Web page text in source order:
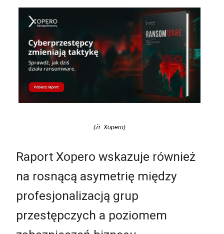
(źr. Xopero)
Raport Xopero wskazuje również
na rosnącą asymetrię między
profesjonalizacją grup
przestępczych a poziomem